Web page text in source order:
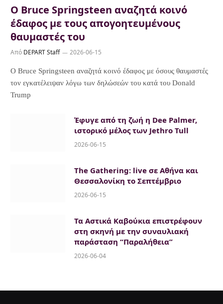
Ο Bruce Springsteen αναζητά κοινό
έδαφος με τους απογοητευμένους
θαυμαστές του
Από DEPART Staff 2026-06-15
Ο Bruce Springsteen αναζητά κοινό έδαφος με όσους θαυμαστές
τον εγκατέλειψαν λόγω των δηλώσεών του κατά του Donald
Trump
Έφυγε από τη ζωή η Dee Palmer,
ιστορικό μέλος των Jethro Tull
2026-06-15
The Gathering: live σε Αθήνα και
Θεσσαλονίκη το Σεπτέμβριο
2026-06-15
Τα Αστικά Καβούκια επιστρέφουν
στη σκηνή με την συναυλιακή
παράσταση “Παραλήθεια”
2026-06-04